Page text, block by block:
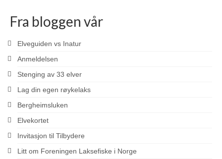
Fra bloggen vår
Elveguiden vs Inatur
Anmeldelsen
Stenging av 33 elver
Lag din egen røykelaks
Bergheimsluken
Elvekortet
Invitasjon til Tilbydere
Litt om Foreningen Laksefiske i Norge